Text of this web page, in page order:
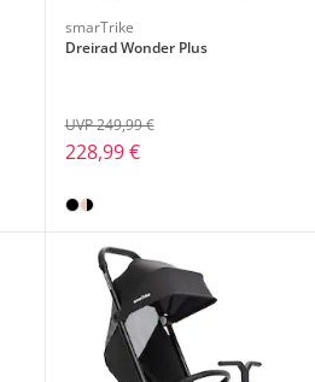
smarTrike
Dreirad Wonder Plus
228,99 €
UVP 249,99 €